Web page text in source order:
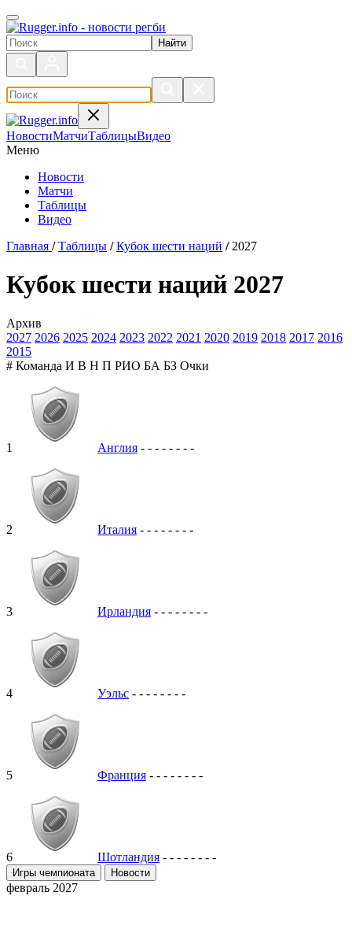
Поиск по сайту
НовостиМатчиТаблицыВидео
Меню
Новости
Матчи
Таблицы
Видео
Главная / Таблицы / Кубок шести наций / 2027
Кубок шести наций 2027
Архив
2027 2026 2025 2024 2023 2022 2021 2020 2019 2018 2017 2016
2015
# Команда И В Н П РИО БА БЗ Очки
1 Англия - - - - - - - -
2 Италия - - - - - - - -
3 Ирландия - - - - - - - -
4 Уэльс - - - - - - - -
5 Франция - - - - - - - -
6 Шотландия - - - - - - - -
Игры чемпионата Новости
февраль 2027